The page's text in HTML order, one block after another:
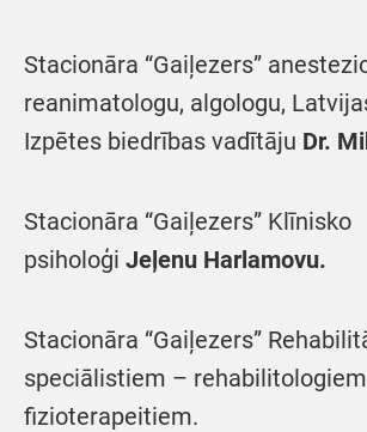
Stacionāra “Gaiļezers”
reanimatologu, algologu,
Izpētes biedrības vadītāju Dr.
Stacionāra “Gaiļezers” Klīnisko
psiholoģi Jeļenu Harlamovu.
Stacionāra “Gaiļezers”
speciālistiem –
fizioterapeitiem.